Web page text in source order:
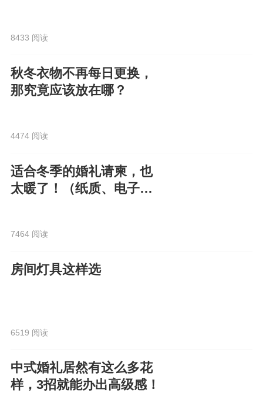
8433 阅读
秋冬衣物不再每日更换，
那究竟应该放在哪？
4474 阅读
适合冬季的婚礼请柬，也
太暖了！（纸质、电子都
7464 阅读
房间灯具这样选
6519 阅读
中式婚礼居然有这么多花
样，3招就能办出高级感！